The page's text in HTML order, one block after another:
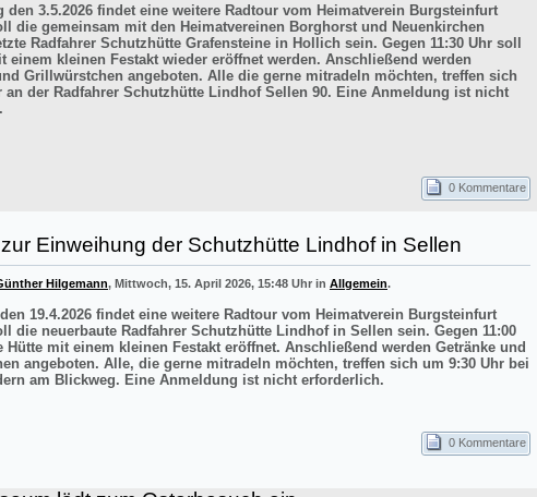
den 3.5.2026 findet eine weitere Radtour vom Heimatverein Burgsteinfurt
die gemeinsam mit den Heimatvereinen Borghorst und Neuenkirchen
Radfahrer Schutzhütte Grafensteine in Hollich sein. Gegen 11:30 Uhr soll
einem kleinen Festakt wieder eröffnet werden. Anschließend werden
Grillwürstchen angeboten. Alle die gerne mitradeln möchten, treffen sich
an der Radfahrer Schutzhütte Lindhof Sellen 90. Eine Anmeldung ist nicht
0 Kommentare
Einweihung der Schutzhütte Lindhof in Sellen
Hilgemann, Mittwoch, 15. April 2026, 15:48 Uhr in Allgemein.
19.4.2026 findet eine weitere Radtour vom Heimatverein Burgsteinfurt
die neuerbaute Radfahrer Schutzhütte Lindhof in Sellen sein. Gegen 11:00
Hütte mit einem kleinen Festakt eröffnet. Anschließend werden Getränke und
angeboten. Alle, die gerne mitradeln möchten, treffen sich um 9:30 Uhr bei
am Blickweg. Eine Anmeldung ist nicht erforderlich.
0 Kommentare